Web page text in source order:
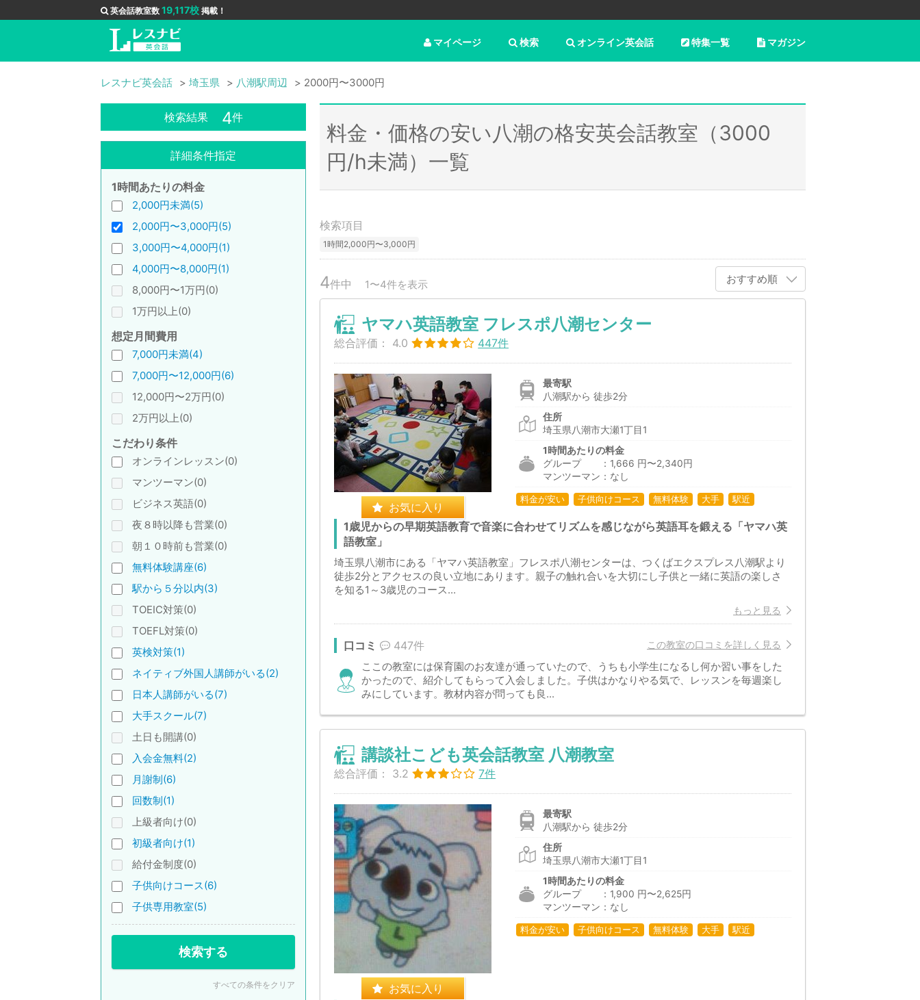
英会話教室数 19,117校 掲載！
マガジン
特集一覧
オンライン英会話
検索
マイページ
レスナビ英会話 埼玉県 八潮駅周辺 2000円〜3000円
検索結果 4件
詳細条件指定
1時間あたりの料金
2,000円未満(5)
2,000円〜3,000円(5)
3,000円〜4,000円(1)
4,000円〜8,000円(1)
8,000円〜1万円(0)
1万円以上(0)
想定月間費用
7,000円未満(4)
7,000円〜12,000円(6)
12,000円〜2万円(0)
2万円以上(0)
こだわり条件
オンラインレッスン(0)
マンツーマン(0)
ビジネス英語(0)
夜８時以降も営業(0)
朝１０時前も営業(0)
無料体験講座(6)
駅から５分以内(3)
TOEIC対策(0)
TOEFL対策(0)
英検対策(1)
ネイティブ外国人講師がいる(2)
日本人講師がいる(7)
大手スクール(7)
土日も開講(0)
入会金無料(2)
月謝制(6)
回数制(1)
上級者向け(0)
初級者向け(1)
給付金制度(0)
子供向けコース(6)
子供専用教室(5)
検索する
すべての条件をクリア
料金・価格の安い八潮の格安英会話教室（3000
円/h未満）一覧
検索項目
1時間2,000円〜3,000円
4件中 1〜4件を表示 おすすめ順
ヤマハ英語教室 フレスポ八潮センター
総合評価： 4.0 447件
お気に入り
最寄駅
八潮駅から 徒歩2分
住所
埼玉県八潮市大瀬1丁目1
1時間あたりの料金
グループ ：1,666 円〜2,340円
マンツーマン：なし
料金が安い 子供向けコース 無料体験 大手 駅近
1歳児からの早期英語教育で音楽に合わせてリズムを感じながら英語耳を鍛える「ヤマハ英
語教室」
埼玉県八潮市にある「ヤマハ英語教室」フレスポ八潮センターは、つくばエクスプレス八潮駅より
徒歩2分とアクセスの良い立地にあります。親子の触れ合いを大切にし子供と一緒に英語の楽しさ
を知る1～3歳児のコース...
もっと見る
この教室の口コミを詳しく見る
口コミ 447件
ここの教室には保育園のお友達が通っていたので、うちも小学生になるし何か習い事をした
かったので、紹介してもらって入会しました。子供はかなりやる気で、レッスンを毎週楽し
みにしています。教材内容が問っても良...
講談社こども英会話教室 八潮教室
総合評価： 3.2 7件
お気に入り
最寄駅
八潮駅から 徒歩2分
住所
埼玉県八潮市大瀬1丁目1
1時間あたりの料金
グループ ：1,900 円〜2,625円
マンツーマン：なし
料金が安い 子供向けコース 無料体験 大手 駅近